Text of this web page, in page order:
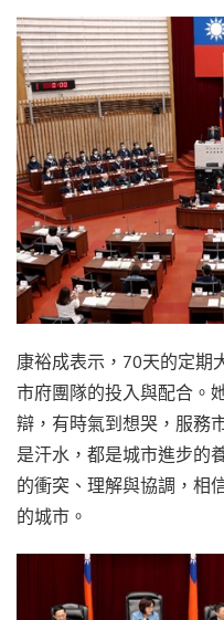
康裕成表示，70天的定期
市府團隊的投入與配合。
辯，有時氣到想哭，服務
是汗水，都是城市進步的
的衝突、理解與協調，相
的城市。